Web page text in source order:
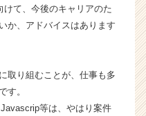
て、今後のキャリアのた
か、アドバイスはあります
取り組むことが、仕事も多
す。
等は、やはり案件